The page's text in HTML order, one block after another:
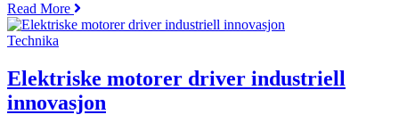
Read More
motorer
innovasjon“
Technika
Elektriske motorer driver industriell
innovasjon